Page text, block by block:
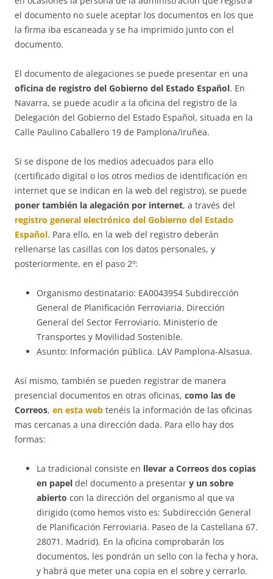
el documento no suele aceptar los documentos en los que
la firma iba escaneada y se ha imprimido junto con el
documento.
El documento de alegaciones se puede presentar en una
oficina de registro del Gobierno del Estado Español. En
Navarra, se puede acudir a la oficina del registro de la
Delegación del Gobierno del Estado Español, situada en la
Calle Paulino Caballero 19 de Pamplona/Iruñea.
Si se dispone de los medios adecuados para ello
(certificado digital o los otros medios de identificación en
internet que se indican en la web del registro), se puede
poner también la alegación por internet, a través del
registro general electrónico del Gobierno del Estado
Español. Para ello, en la web del registro deberán
rellenarse las casillas con los datos personales, y
posteriormente, en el paso 2º:
Organismo destinatario: EA0043954 Subdirección
General de Planificación Ferroviaria. Dirección
General del Sector Ferroviario. Ministerio de
Transportes y Movilidad Sostenible.
Asunto: Información pública. LAV Pamplona-Alsasua.
Así mismo, también se pueden registrar de manera
presencial documentos en otras oficinas, como las de
Correos, en esta web tenéis la información de las oficinas
mas cercanas a una dirección dada. Para ello hay dos
formas:
La tradicional consiste en llevar a Correos dos copias
en papel del documento a presentar y un sobre
abierto con la dirección del organismo al que va
dirigido (como hemos visto es: Subdirección General
de Planificación Ferroviaria. Paseo de la Castellana 67.
28071. Madrid). En la oficina comprobarán los
documentos, les pondrán un sello con la fecha y hora,
y habrá que meter una copia en el sobre y cerrarlo.